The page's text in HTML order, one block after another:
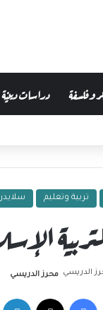
وفلسفة دراسات دينية
تربية وتعليم سلايدر
محرز الدريسي
فيسبوك